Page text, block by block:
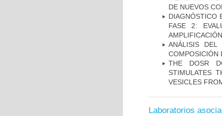
DE NUEVOS
DIAGNÓSTICO
FASE 2:
ANÁLISIS DEL
COMPOSICIÓN
THE DOSR
STIMULATES
VESICLES
Laboratorios